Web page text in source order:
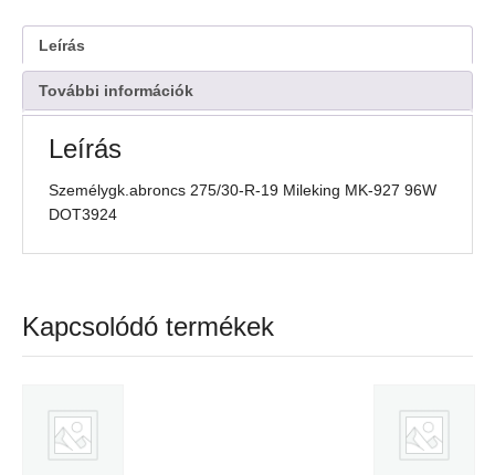
927
96W
DOT3924
mennyiség
Leírás
További információk
Leírás
Személygk.abroncs 275/30-R-19 Mileking MK-927 96W
DOT3924
Kapcsolódó termékek